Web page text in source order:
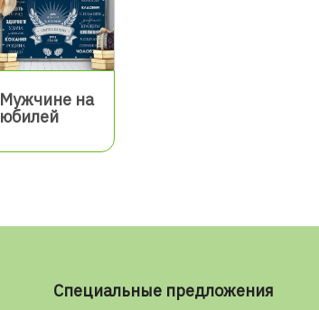
Мужчине на
юбилей
Специальные предложения